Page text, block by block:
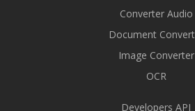
Converter Audio
Document
Image Converter
OCR
Developers API